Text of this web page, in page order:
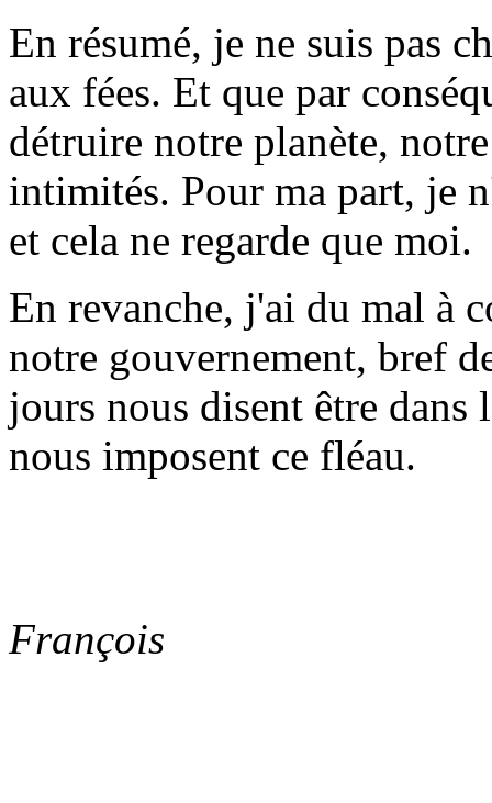
En résumé, je ne suis pas
aux fées. Et que par
détruire notre planète,
intimités. Pour ma part, je
et cela ne regarde que moi.
En revanche, j'ai du mal à
notre gouvernement, bref
jours nous disent être
nous imposent ce fléau.
François